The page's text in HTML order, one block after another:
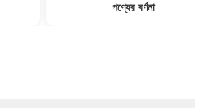
পণ্যের বর্ণনা